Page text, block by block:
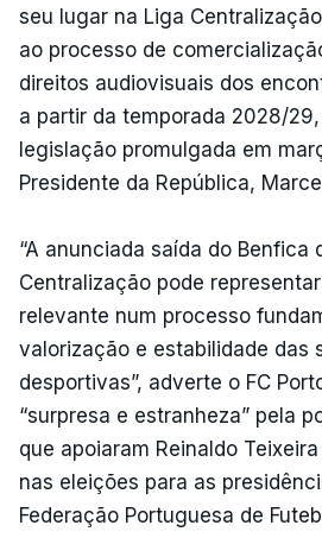
seu lugar na Liga
ao processo de
direitos audiovisuais dos
a partir da temporada 2028/
legislação promulgada em
Presidente da República,
“A anunciada saída do Benfica
Centralização pode
relevante num processo
valorização e estabilidade das
desportivas”, adverte o FC
“surpresa e estranheza” pela
que apoiaram Reinaldo
nas eleições para as
Federação Portuguesa de